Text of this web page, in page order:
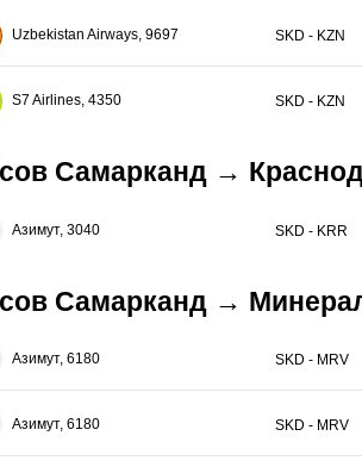
Uzbekistan Airways, 9697 SKD - KZN
S7 Airlines, 4350 SKD - KZN
Самарканд →
Азимут, 3040 SKD - KRR
Самарканд →
Азимут, 6180 SKD - MRV
Азимут, 6180 SKD - MRV